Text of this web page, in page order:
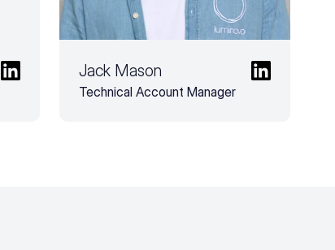
Jack Mason
Technical Account Manager